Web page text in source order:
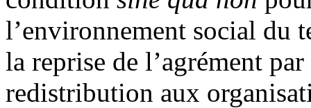
l’environnement social du
la reprise de l’agrément
redistribution aux